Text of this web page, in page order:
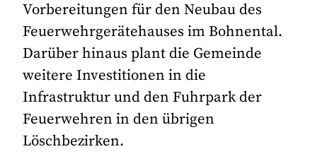
Vorbereitungen für den Neubau des
Feuerwehrgerätehauses im Bohnental.
Darüber hinaus plant die Gemeinde
weitere Investitionen in die
Infrastruktur und den Fuhrpark der
Feuerwehren in den übrigen
Löschbezirken.